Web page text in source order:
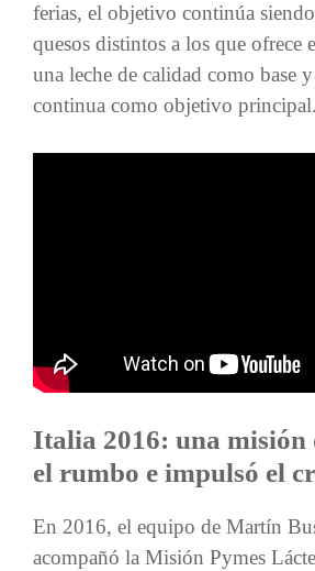
ferias, el objetivo continúa
quesos distintos a los que ofrece
una leche de calidad como base
continua como objetivo principal.
Italia 2016: una misión
el rumbo e impulsó el
En 2016, el equipo de Martín
acompañó la Misión Pymes